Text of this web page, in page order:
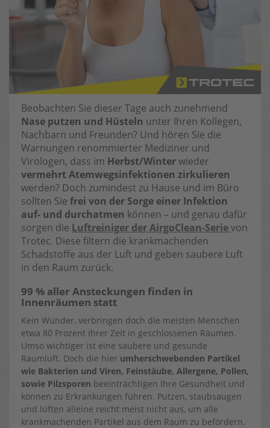
Beobachten Sie dieser Tage auch zunehmend
Nase putzen und Hüsteln unter Ihren Kollegen,
Nachbarn und Freunden? Und hören Sie die
Warnungen renommierter Mediziner und
Virologen, dass im Herbst/Winterwieder
vermehrt Atemwegsinfektionen zirkulieren
werden? Doch zumindest zu Hause und im Büro
sollten Sie frei von der Sorge einer Infektion
auf- und durchatmen können – und genau dafür
sorgen die Luftreiniger derAirgoClean-Serievon
Trotec. Diese filtern die krankmachenden
Schadstoffe aus der Luft und geben saubere Luft
in den Raum zurück.
99 % aller Ansteckungen finden in
Innenräumen statt
Kein Wunder, verbringen doch die meisten Menschen
etwa 80 Prozent ihrer Zeit in geschlossenen Räumen.
Umso wichtiger ist eine saubere und gesunde
Raumluft. Doch die hier umherschwebenden Partikel
wie Bakterien und Viren, Feinstäube, Allergene, Pollen,
sowie Pilzsporen beeinträchtigen Ihre Gesundheit und
können zu Erkrankungen führen. Putzen, staubsaugen
und lüften alleine reicht meist nicht aus, um alle
krankmachenden Partikel aus dem Raum zu befördern.